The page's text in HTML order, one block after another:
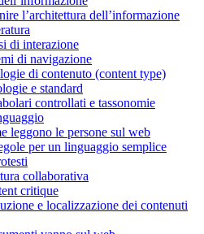
l’architettura dell’informazione
di interazione
di navigazione
di contenuto (content type)
e standard
controllati e tassonomie
leggono le persone sul web
per un linguaggio semplice
collaborativa
critique
e localizzazione dei contenuti